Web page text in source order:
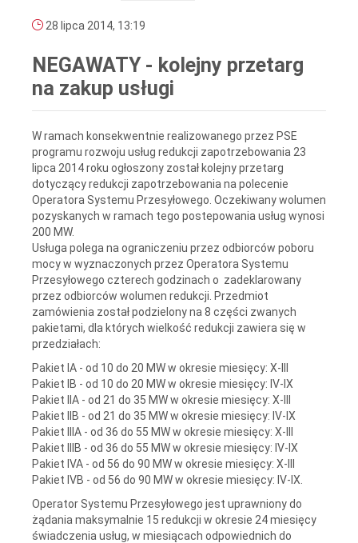
28 lipca 2014, 13:19
NEGAWATY - kolejny przetarg
na zakup usługi
W ramach konsekwentnie realizowanego przez PSE
programu rozwoju usług redukcji zapotrzebowania 23
lipca 2014 roku ogłoszony został kolejny przetarg
dotyczący redukcji zapotrzebowania na polecenie
Operatora Systemu Przesyłowego. Oczekiwany wolumen
pozyskanych w ramach tego postepowania usług wynosi
200 MW.
Usługa polega na ograniczeniu przez odbiorców poboru
mocy w wyznaczonych przez Operatora Systemu
Przesyłowego czterech godzinach o zadeklarowany
przez odbiorców wolumen redukcji. Przedmiot
zamówienia został podzielony na 8 części zwanych
pakietami, dla których wielkość redukcji zawiera się w
przedziałach:
Pakiet IA - od 10 do 20 MW w okresie miesięcy: X-III
Pakiet IB - od 10 do 20 MW w okresie miesięcy: IV-IX
Pakiet IIA - od 21 do 35 MW w okresie miesięcy: X-III
Pakiet IIB - od 21 do 35 MW w okresie miesięcy: IV-IX
Pakiet IIIA - od 36 do 55 MW w okresie miesięcy: X-III
Pakiet IIIB - od 36 do 55 MW w okresie miesięcy: IV-IX
Pakiet IVA - od 56 do 90 MW w okresie miesięcy: X-III
Pakiet IVB - od 56 do 90 MW w okresie miesięcy: IV-IX.
Operator Systemu Przesyłowego jest uprawniony do
żądania maksymalnie 15 redukcji w okresie 24 miesięcy
świadczenia usług, w miesiącach odpowiednich do